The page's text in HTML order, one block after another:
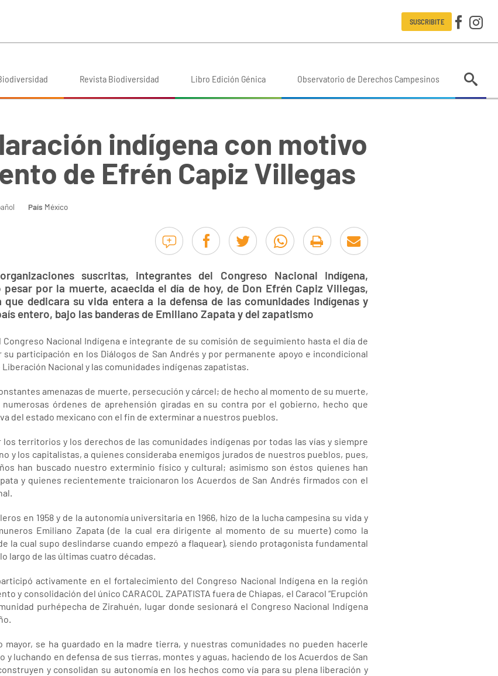
SUSCRIBITE
Revista Biodiversidad Libro Edición Génica Observatorio de Derechos Campesinos
indígena con motivo
de Efrén Capiz Villegas
País México
suscritas, integrantes del Congreso Nacional Indígena,
por la muerte, acaecida el día de hoy, de Don Efrén Capiz Villegas,
dedicara su vida entera a la defensa de las comunidades indígenas y
entero, bajo las banderas de Emiliano Zapata y del zapatismo
Nacional Indígena e integrante de su comisión de seguimiento hasta el día de
participación en los Diálogos de San Andrés y por permanente apoyo e incondicional
Nacional y las comunidades indígenas zapatistas.
amenazas de muerte, persecución y cárcel; de hecho al momento de su muerte,
órdenes de aprehensión giradas en su contra por el gobierno, hecho que
del estado mexicano con el fin de exterminar a nuestros pueblos.
territorios y los derechos de las comunidades indígenas por todas las vías y siempre
y los capitalistas, a quienes consideraba enemigos jurados de nuestros pueblos, pues,
han buscado nuestro exterminio físico y cultural; asimismo son éstos quienes han
y quienes recientemente traicionaron los Acuerdos de San Andrés firmados con el
en 1958 y de la autonomía universitaria en 1966, hizo de la lucha campesina su vida y
Emiliano Zapata (de la cual era dirigente al momento de su muerte) como la
la cual supo deslindarse cuando empezó a flaquear), siendo protagonista fundamental
largo de las últimas cuatro décadas.
activamente en el fortalecimiento del Congreso Nacional Indígena en la región
y consolidación del único CARACOL ZAPATISTA fuera de Chiapas, el Caracol “Erupción
purhépecha de Zirahuén, lugar donde sesionará el Congreso Nacional Indígena
mayor, se ha guardado en la madre tierra, y nuestras comunidades no pueden hacerle
luchando en defensa de sus tierras, montes y aguas, haciendo de los Acuerdos de San
y consolidan su autonomía en los hechos como vía para su plena liberación y